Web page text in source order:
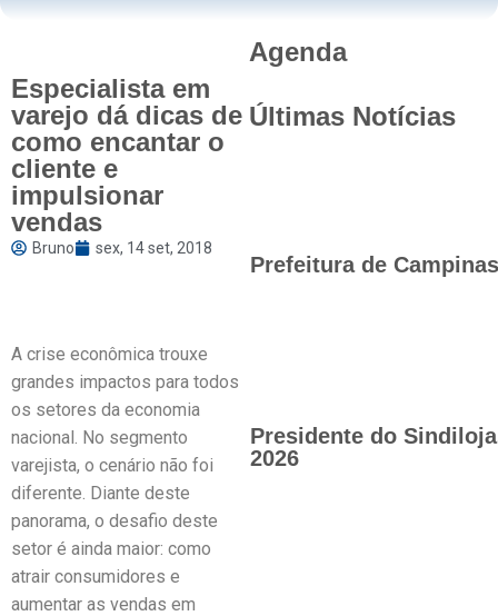
Especialista em
varejo dá dicas de
como encantar o
cliente e
impulsionar
vendas
Bruno sex, 14 set, 2018
A crise econômica trouxe
grandes impactos para todos
os setores da economia
nacional. No segmento
varejista, o cenário não foi
diferente. Diante deste
panorama, o desafio deste
setor é ainda maior: como
atrair consumidores e
aumentar as vendas em
Agenda
Últimas Notícias
Prefeitura de
Presidente do
2026